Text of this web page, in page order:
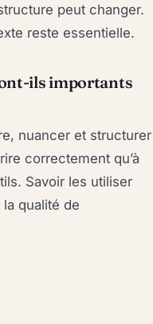
peut changer.
reste essentielle.
ils importants
nuancer et structurer
correctement qu’à
Savoir les utiliser
qualité de